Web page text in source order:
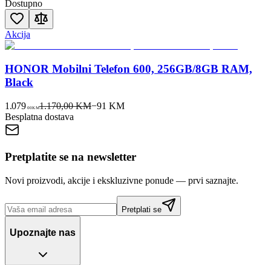
Dostupno
Akcija
HONOR Mobilni Telefon 600, 256GB/8GB RAM,
Black
1.079 00KM1.170,00 KM−91 KM
Besplatna dostava
Pretplatite se na newsletter
Novi proizvodi, akcije i ekskluzivne ponude — prvi saznajte.
Pretplati se
Upoznajte nas